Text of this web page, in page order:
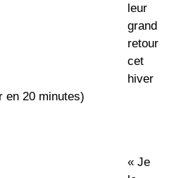
leur
grand
retour
cet
hiver
en 20 minutes)
« Je